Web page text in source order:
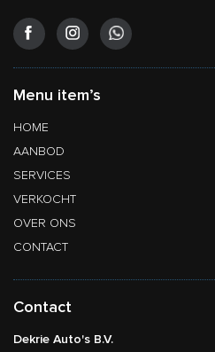
Menu item’s
HOME
AANBOD
SERVICES
VERKOCHT
OVER ONS
CONTACT
Contact
Dekrie Auto's B.V.